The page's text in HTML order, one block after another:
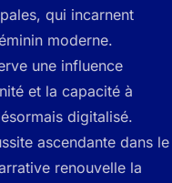
qui incarnent
moderne.
une influence
et la capacité à
digitalisé.
ascendante dans le
renouvelle la